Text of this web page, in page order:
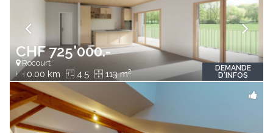
CHF 725'000.-
Rocourt
0.00 km 4.5 113 m2
DEMANDE
D'INFOS